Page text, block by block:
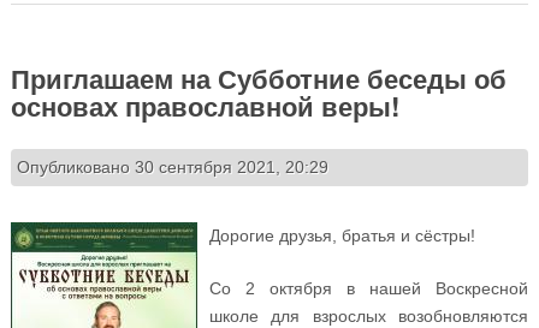
Приглашаем на Субботние беседы об
основах православной веры!
Опубликовано 30 сентября 2021, 20:29
Дорогие друзья, братья и сёстры!
Со 2 октября в нашей Воскресной
школе для взрослых возобновляются